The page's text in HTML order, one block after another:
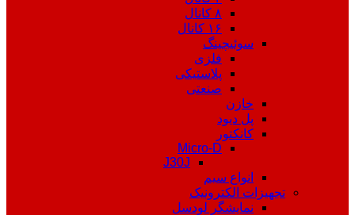
۸ کانال
۱۶ کانال
سوئیچینگ
فلزی
پلاستیکی
صنعتی
خازن
پل دیود
کانکتور
Micro-D
J30J
انواع سیم
تجهیزات الکترونیک
نمایشگر لودسل